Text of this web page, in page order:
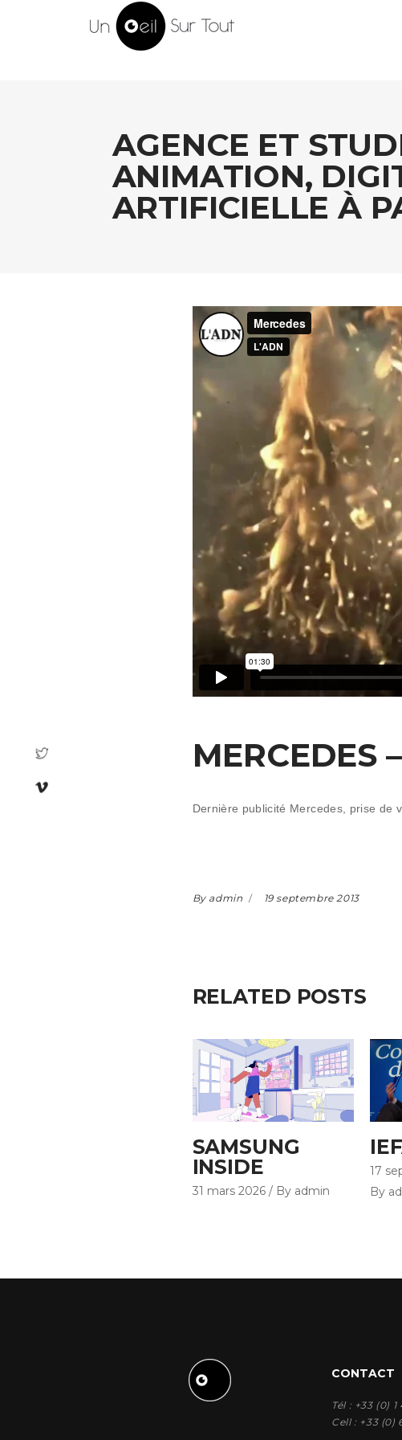
AGENCE ET
ANIMATION,
ARTIFICIELLE À
MERCEDES
Dernière publicité Mercedes, prise de
By admin 19 septembre 2013
RELATED POSTS
SAMSUNG
INSIDE
31 mars 2026 By admin
17
By
CONTACT
Tél : +33 (0)
Cell : +33 (0)